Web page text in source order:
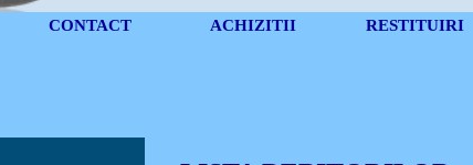
CONTACT ACHIZITII RESTITUIRI